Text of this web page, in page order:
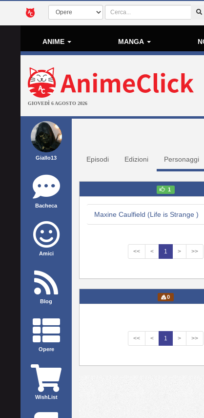
ANIME MANGA
GIOVEDÌ 6 AGOSTO 2026
Giallo13
Bacheca
Amici
Blog
Opere
WishList
Episodi Edizioni Personaggi
1
Maxine Caulfield (Life is Strange )
<< < 1 > >>
0
<< < 1 > >>